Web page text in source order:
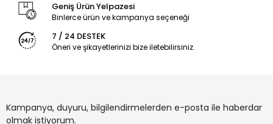
Geniş Ürün Yelpazesi
Binlerce ürün ve kampanya seçeneği
7 / 24 DESTEK
Öneri ve şikayetlerinizi bize iletebilirsiniz.
Kampanya, duyuru, bilgilendirmelerden e-posta ile haberdar
olmak istiyorum.